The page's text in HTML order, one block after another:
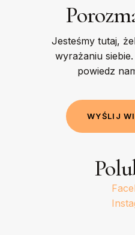
Jesteśmy tutaj,
wyrażaniu
powiedz
WYŚLI J WI